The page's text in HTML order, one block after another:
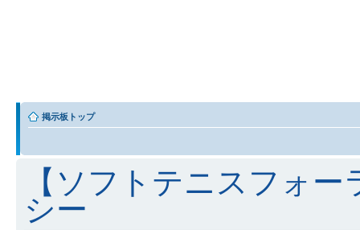
掲示板トップ
【ソフトテニスフォ
シー